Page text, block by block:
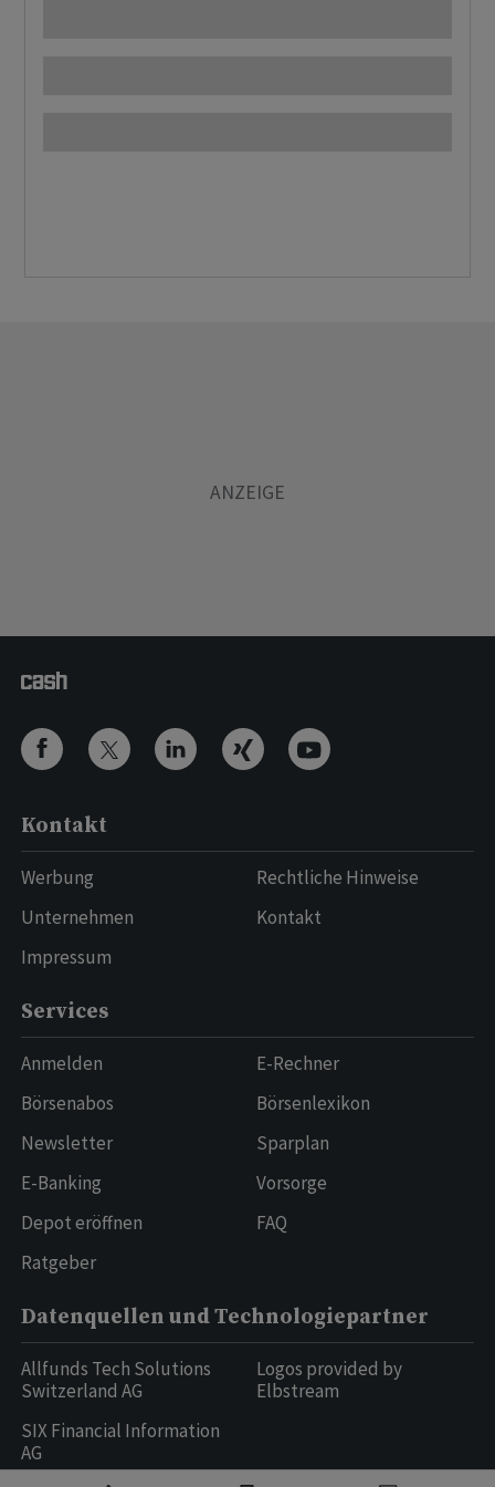
Kontakt
Werbung
Unternehmen
Impressum
Rechtliche Hinweise
Kontakt
Services
Anmelden
Börsenabos
Newsletter
E-Banking
Depot eröffnen
Ratgeber
E-Rechner
Börsenlexikon
Sparplan
Vorsorge
FAQ
Datenquellen und Technologiepartner
Allfunds Tech Solutions
Switzerland AG
SIX Financial Information
AG
Logos provided by
Elbstream